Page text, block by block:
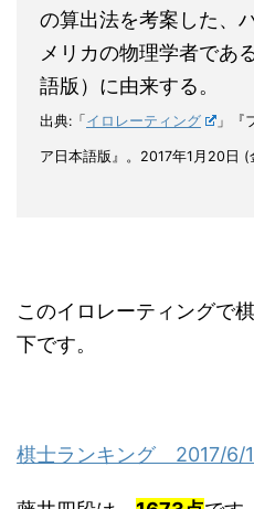
の算出法を考案した、
メリカの物理学者であ
語版）に由来する。
出典:「イロレーティング 」『
ア日本語版』。2017年1月20日
このイロレーティングで
下です。
棋士ランキング 2017/6/